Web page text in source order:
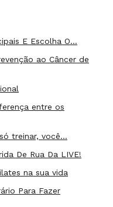
E Escolha O…
ao Câncer de
entre os
treinar, você…
De Rua Da LIVE!
na sua vida
Para Fazer